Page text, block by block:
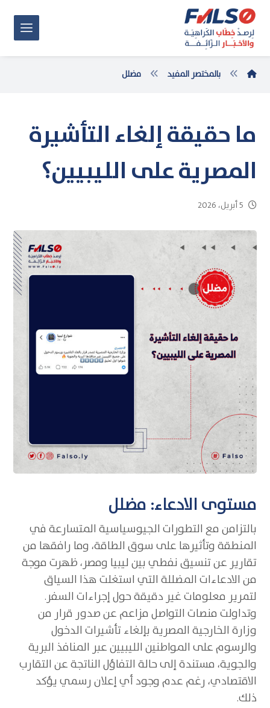
بالمختصر المفيد مضلل
ما حقيقة إلغاء التأشيرة
المصرية على الليبيين؟
5 أبريل، 2026
مستوى الادعاء: مضلل
بالتزامن مع التطورات الجيوسياسية المتسارعة في
المنطقة وتأثيرها على سوق الطاقة، وما رافقها من
تقارير عن تنسيق نفطي بين ليبيا ومصر، ظهرت موجة
من الادعاءات المضللة التي استغلت هذا السياق
لتمرير معلومات غير دقيقة حول إجراءات السفر.
وتداولت منصات التواصل مزاعم عن صدور قرار من
وزارة الخارجية المصرية بإلغاء تأشيرات الدخول
والرسوم على المواطنين الليبيين عبر المنافذ البرية
والجوية، مستندة إلى حالة التفاؤل الناتجة عن التقارب
الاقتصادي، رغم عدم وجود أي إعلان رسمي يؤكد
ذلك.